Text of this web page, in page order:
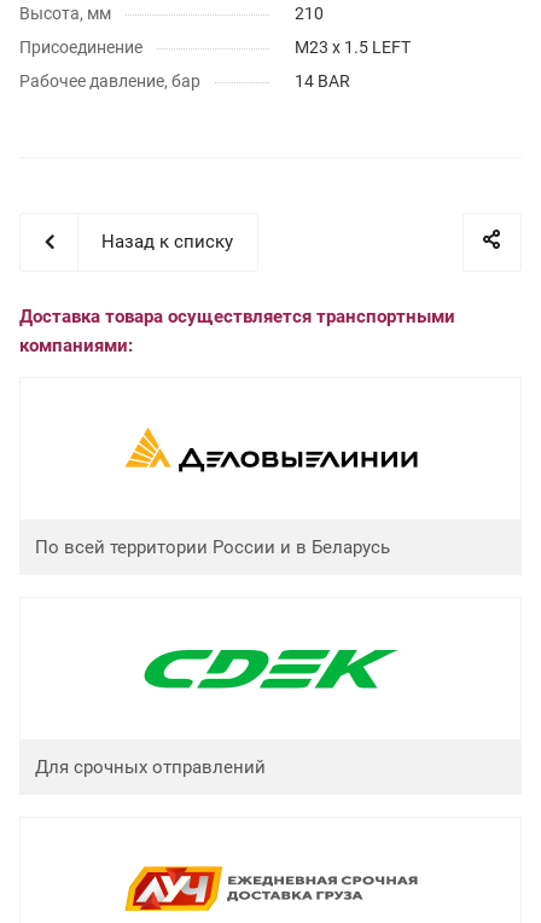
Высота, мм
210
Присоединение
M23 x 1.5 LEFT
Рабочее давление, бар
14 BAR
Назад к списку
Доставка товара осуществляется транспортными
компаниями:
По всей территории России и в Беларусь
Для срочных отправлений